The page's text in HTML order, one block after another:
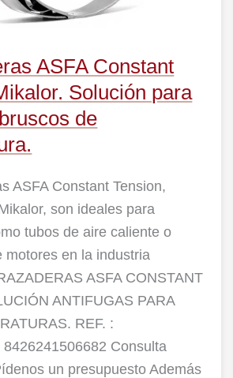
ASFA Constant
Solución para
de
ASFA Constant Tension,
son ideales para
tubos de aire caliente o
motores en la industria
ASFA CONSTANT
ANTIFUGAS PARA
REF. :
Consulta
un presupuesto Además